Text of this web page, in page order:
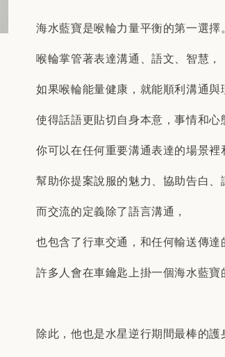
海水藍寶是喉輪力量平衡的第一選擇。
喉輪掌管著表達溝通、語文、智慧，
如果喉輪能量健康，就能順利溝通與
使得話語更貼切自身本意，事情和心
你可以在任何重要溝通表達的場景裡
幫助你提案說服的魅力、協助告白
而交流的定義除了語言溝通，
也包含了行車交通，和任何輸送傳達
許多人會在車鑰匙上掛一個海水藍寶
除此，他也是水星逆行期間最棒的護